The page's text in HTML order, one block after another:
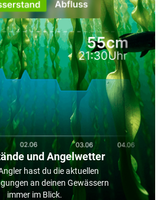
und Angelwetter
hast du die aktuellen
an deinen Gewässern
immer im Blick.